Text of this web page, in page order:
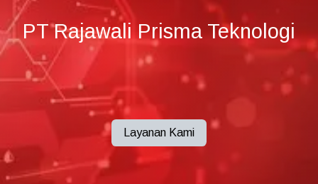
PT Rajawali Prisma Teknologi
Layanan Kami